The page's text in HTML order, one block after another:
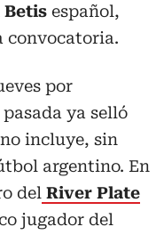
Betis español,
convocatoria.
por
ya selló
incluye, sin
argentino. En
del River Plate
jugador del